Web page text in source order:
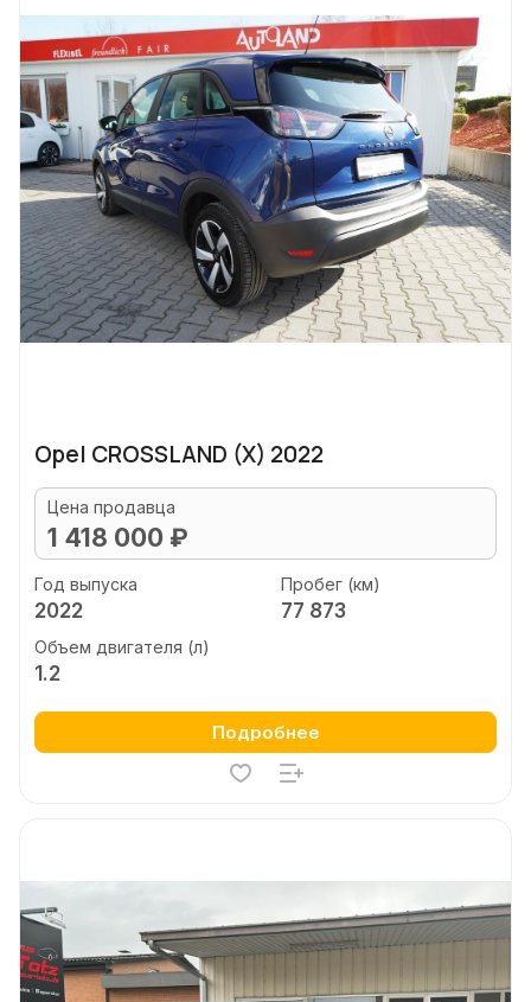
Opel CROSSLAND (X) 2022
Цена продавца
1 418 000 ₽
Год выпуска
2022
Пробег (км)
77 873
Объем двигателя (л)
1.2
Подробнее